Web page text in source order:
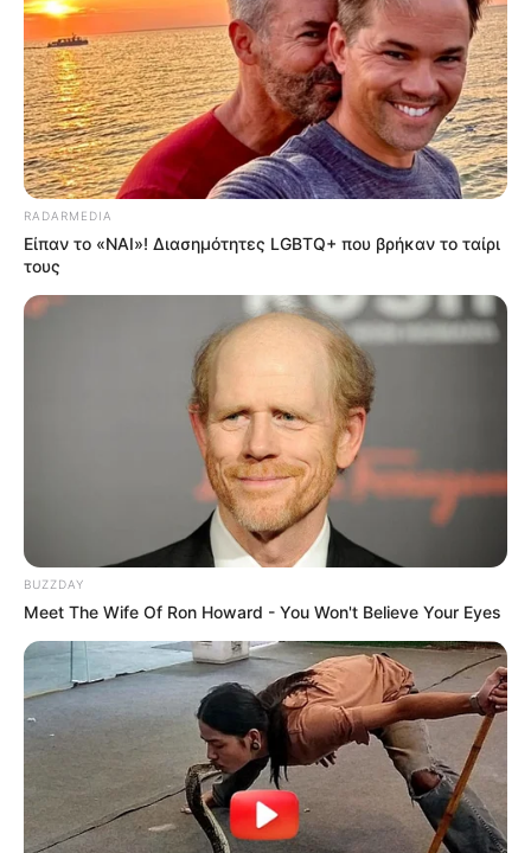
RADARMEDIA
Είπαν το «ΝΑΙ»! Διασημότητες LGBTQ+ που βρήκαν το ταίρι
τους
BUZZDAY
Meet The Wife Of Ron Howard - You Won't Believe Your Eyes